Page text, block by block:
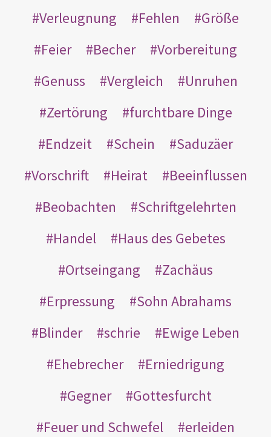
Verleugnung Fehlen
Größe
Feier
Becher
Vorbereitung
Genuss
Vergleich
Unruhen
Zertörung
furchtbare Dinge
Endzeit
Schein
Saduzäer
Vorschrift
Heirat
Beeinflussen
Beobachten
Schriftgelehrten
Handel
Haus des Gebetes
Ortseingang
Zachäus
Erpressung
Sohn Abrahams
Blinder
schrie
Ewige Leben
Ehebrecher
Erniedrigung
Gegner
Gottesfurcht
Feuer und Schwefel
erleiden